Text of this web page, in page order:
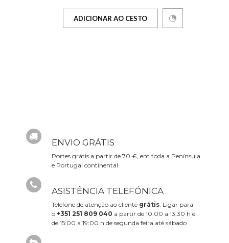
ADICIONAR AO CESTO
ENVIO GRÁTIS
Portes grátis a partir de 70 €, em toda a Península
e Portugal continental
ASISTÊNCIA TELEFÓNICA
Telefone de atenção ao cliente grátis. Ligar para
o +351 251 809 040 a partir de 10:00 a 13:30 h e
de 15:00 a 19:00 h de segunda feira até sábado